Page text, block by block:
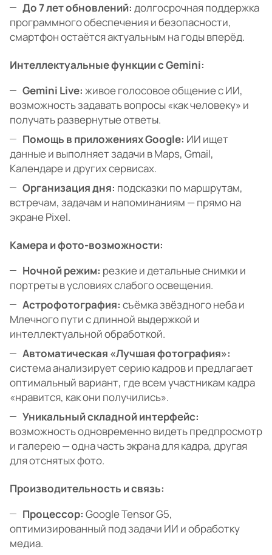
До 7 лет обновлений: долгосрочная поддержка
программного обеспечения и безопасности,
смартфон остаётся актуальным на годы вперёд.
Интеллектуальные функции с Gemini:
Gemini Live: живое голосовое общение с ИИ,
возможность задавать вопросы «как человеку» и
получать развернутые ответы.
Помощь в приложениях Google: ИИ ищет
данные и выполняет задачи в Maps, Gmail,
Календаре и других сервисах.
Организация дня: подсказки по маршрутам,
встречам, задачам и напоминаниям — прямо на
экране Pixel.
Камера и фото-возможности:
Ночной режим: резкие и детальные снимки и
портреты в условиях слабого освещения.
Астрофотография: съёмка звёздного неба и
Млечного пути с длинной выдержкой и
интеллектуальной обработкой.
Автоматическая «Лучшая фотография»:
система анализирует серию кадров и предлагает
оптимальный вариант, где всем участникам кадра
«нравится, как они получились».
Уникальный складной интерфейс:
возможность одновременно видеть предпросмотр
и галерею — одна часть экрана для кадра, другая
для отснятых фото.
Производительность и связь:
Процессор: Google Tensor G5,
оптимизированный под задачи ИИ и обработку
медиа.